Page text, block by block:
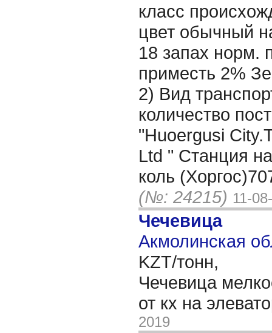
класс
цвет обычный
18 запах норм.
приместь 2%
2) Вид
количество
"Huoergusi
Ltd " Станция
коль
(№: 24215) 11-
Чечевица
Акмолинская
KZT/тонн,
Чечевица
от кх на
2019